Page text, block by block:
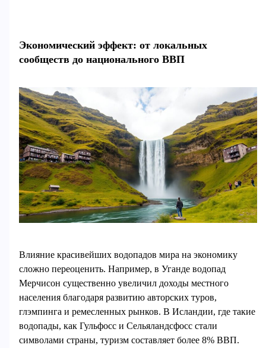
Экономический эффект: от локальных
сообществ до национального ВВП
Влияние красивейших водопадов мира на экономику
сложно переоценить. Например, в Уганде водопад
Мерчисон существенно увеличил доходы местного
населения благодаря развитию авторских туров,
глэмпинга и ремесленных рынков. В Исландии, где такие
водопады, как Гульфосс и Сельяландсфосс стали
символами страны, туризм составляет более 8% ВВП.